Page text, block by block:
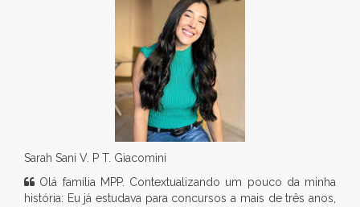
Sarah Sani V. P T. Giacomini
Olá família MPP. Contextualizando um pouco da minha
história: Eu já estudava para concursos a mais de três anos,